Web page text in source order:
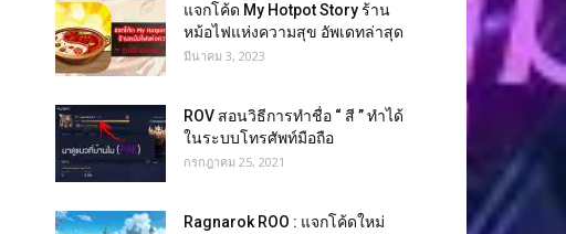
แจกโค้ด My Hotpot Story ร้าน
หม้อไฟแห่งความสุข อัพเดทล่าสุด
มีนาคม 3, 2023
ROV สอนวิธีการทำชื่อ “ สี ” ทำได้
ในระบบโทรศัพท์มือถือ
กรกฎาคม 25, 2021
Ragnarok ROO : แจกโค้ดใหม่